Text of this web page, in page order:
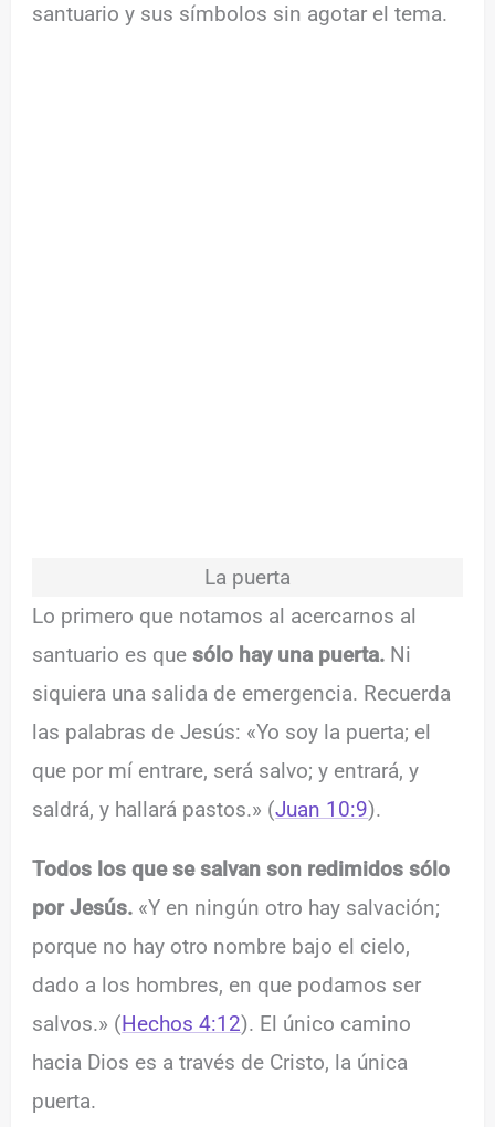
santuario y sus símbolos sin agotar el tema.
La puerta
Lo primero que notamos al acercarnos al
santuario es quesólo hay una puerta. Ni
siquiera una salida de emergencia. Recuerda
las palabras de Jesús: «Yo soy la puerta; el
que por mí entrare, será salvo; y entrará, y
saldrá, y hallará pastos.» (Juan 10:9).
Todos los que se salvan son redimidos sólo
por Jesús. «Y en ningún otro hay salvación;
porque no hay otro nombre bajo el cielo,
dado a los hombres, en que podamos ser
salvos.» (Hechos 4:12). El único camino
hacia Dios es a través de Cristo, la única
puerta.